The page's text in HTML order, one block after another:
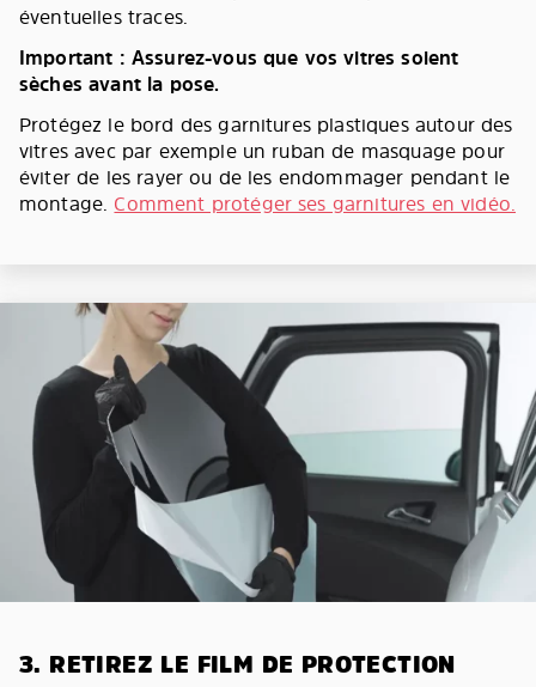
éventuelles traces.
Important : Assurez-vous que vos vitres soient
sèches avant la pose.
Protégez le bord des garnitures plastiques autour des
vitres avec par exemple un ruban de masquage pour
éviter de les rayer ou de les endommager pendant le
montage. Comment protéger ses garnitures en vidéo.
3. RETIREZ LE FILM DE PROTECTION